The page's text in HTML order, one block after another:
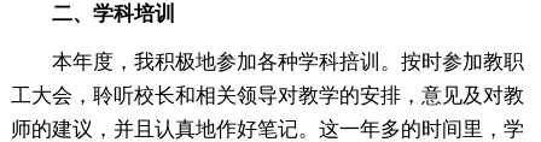
二、学科培训
本年度，我积极地参加各种学科掊训。按时参加教职
工大会，聆听校长和相关领导对教学的安排，意见及对教
师的建议，并且认真地作好笔记。这一年多的时间里，学